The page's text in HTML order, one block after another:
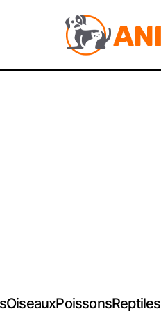
OiseauxPoissonsReptiles